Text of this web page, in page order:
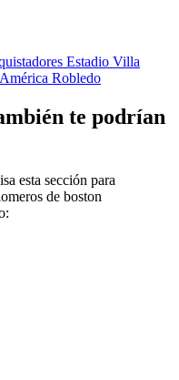
Estadio Villa
Robledo
te podrían
esta sección para
de boston